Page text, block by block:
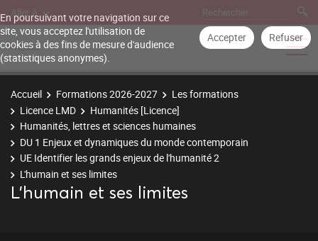
En poursuivant votre navigation sur ce
site, vous acceptez l'utilisation de
cookies à des fins de mesure d'audience
(statistiques anonymes).
Accepter Refuser
Aller à
Accueil Formations 2026-2027
Les formations
Licence LMD
Humanités [Licence]
Humanités, lettres et sciences humaines
DU 1 Enjeux et dynamiques du monde contemporain
UE Identifier les grands enjeux de l'humanité 2
L'humain et ses limites
L'humain et ses limites